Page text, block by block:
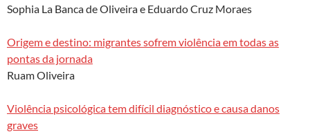
Sophia La Banca de Oliveira e Eduardo Cruz Moraes
Origem e destino: migrantes sofrem violência em todas as
pontas da jornada
Ruam Oliveira
Violência psicológica tem difícil diagnóstico e causa danos
graves